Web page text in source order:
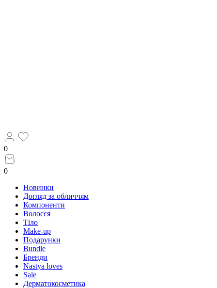
0
0
Новинки
Догляд за обличчям
Компоненти
Волосся
Тіло
Make-up
Подарунки
Bundle
Бренди
Nastya loves
Sale
Дерматокосметика